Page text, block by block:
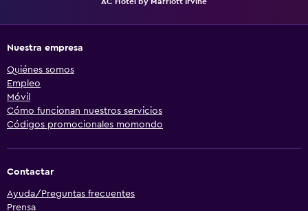
Nuestra empresa
Quiénes somos
Empleo
Móvil
Cómo funcionan nuestros servicios
Códigos promocionales momondo
Contactar
Ayuda/Preguntas frecuentes
Prensa